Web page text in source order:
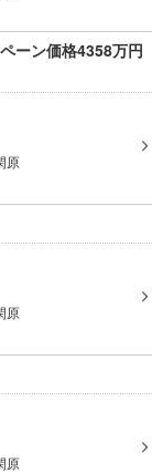
ーン価格4358万円
原
原
原